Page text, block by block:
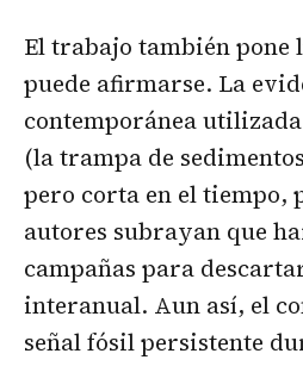
El trabajo también pone
puede afirmarse. La
contemporánea
(la trampa de
pero corta en el tiempo,
autores subrayan que
campañas para
interanual. Aun así, el
señal fósil persistente